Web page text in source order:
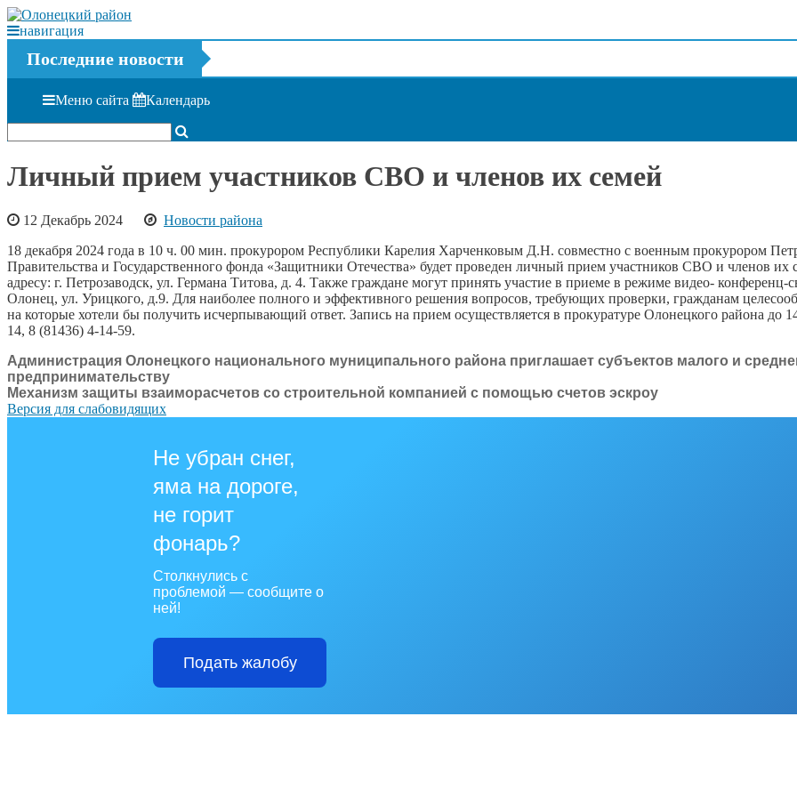
навигация
Последние новости
Меню сайта Календарь
Личный прием участников СВО и членов их семей
12 Декабрь 2024
Новости района
18 декабря 2024 года в 10 ч. 00 мин. прокурором Республики Карелия Харченковым Д.Н. совместно с военным прокурором
Правительства и Государственного фонда «Защитники Отечества» будет проведен личный прием участников СВО и членов
адресу: г. Петрозаводск, ул. Германа Титова, д. 4. Также граждане могут принять участие в приеме в режиме видео-
Олонец, ул. Урицкого, д.9. Для наиболее полного и эффективного решения вопросов, требующих проверки, гражданам
на которые хотели бы получить исчерпывающий ответ. Запись на прием осуществляется в прокуратуре Олонецкого района до
14, 8 (81436) 4-14-59.
Администрация Олонецкого национального муниципального района приглашает субъектов малого и
предпринимательству
Механизм защиты взаиморасчетов со строительной компанией с помощью счетов эскроу
Версия для слабовидящих
Не убран снег,
яма на дороге,
не горит
фонарь?
Столкнулись с
проблемой — сообщите о
ней!
Подать жалобу